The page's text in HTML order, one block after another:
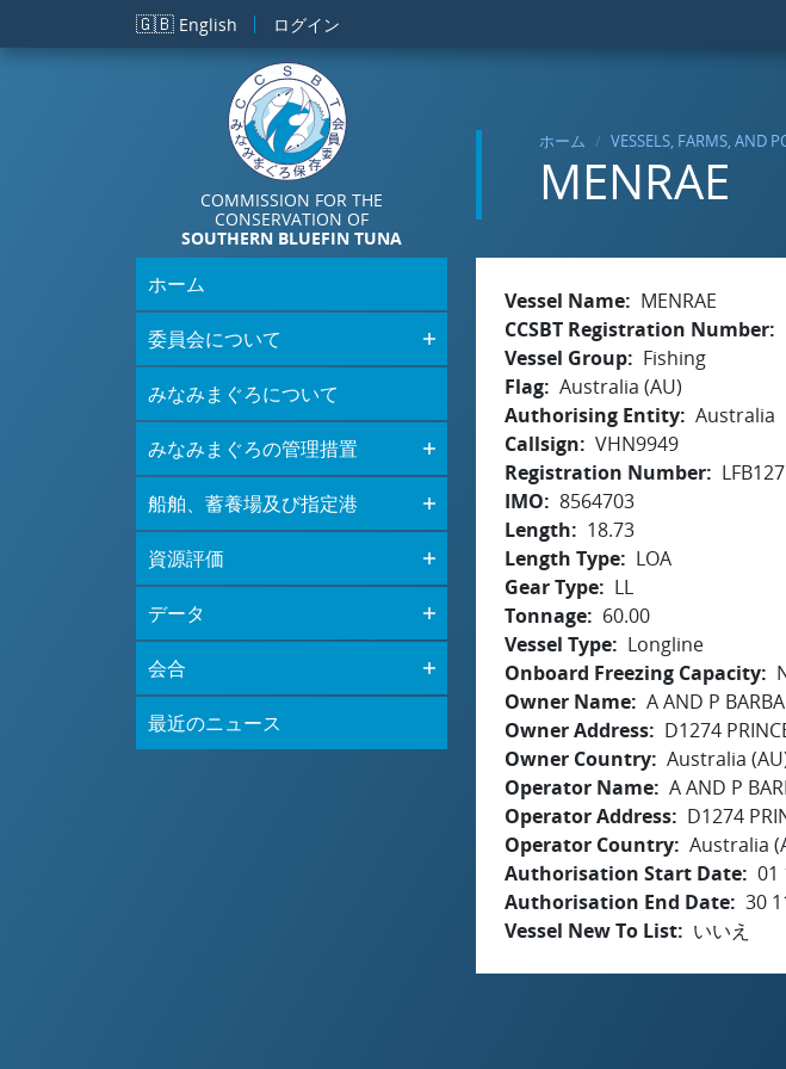
メインコンテンツに移動
🇬🇧 English ログイン
COMMISSION FOR THE
CONSERVATION OF
SOUTHERN BLUEFIN TUNA
ホーム VESSELS, FARMS, AND
MENRAE
ホーム
委員会について
みなみまぐろについて
みなみまぐろの管理措置
船舶、蓄養場及び指定港
資源評価
データ
会合
最近のニュース
Vessel Name
MENRAE
CCSBT Registration Number
Vessel Group
Fishing
Flag Australia (AU)
Authorising Entity Australia
Callsign
VHN9949
Registration Number
IMO
8564703
Length
18.73
Length Type
LOA
Gear Type
LL
Tonnage
60.00
Vessel Type
Longline
Onboard Freezing Capacity
Owner Name A AND P
Owner Address
D1274
Owner Country Australia
Operator Name A AND P
Operator Address
D1274
Operator Country Australia
Authorisation Start Date 01
Authorisation End Date 30
Vessel New To List
いいえ